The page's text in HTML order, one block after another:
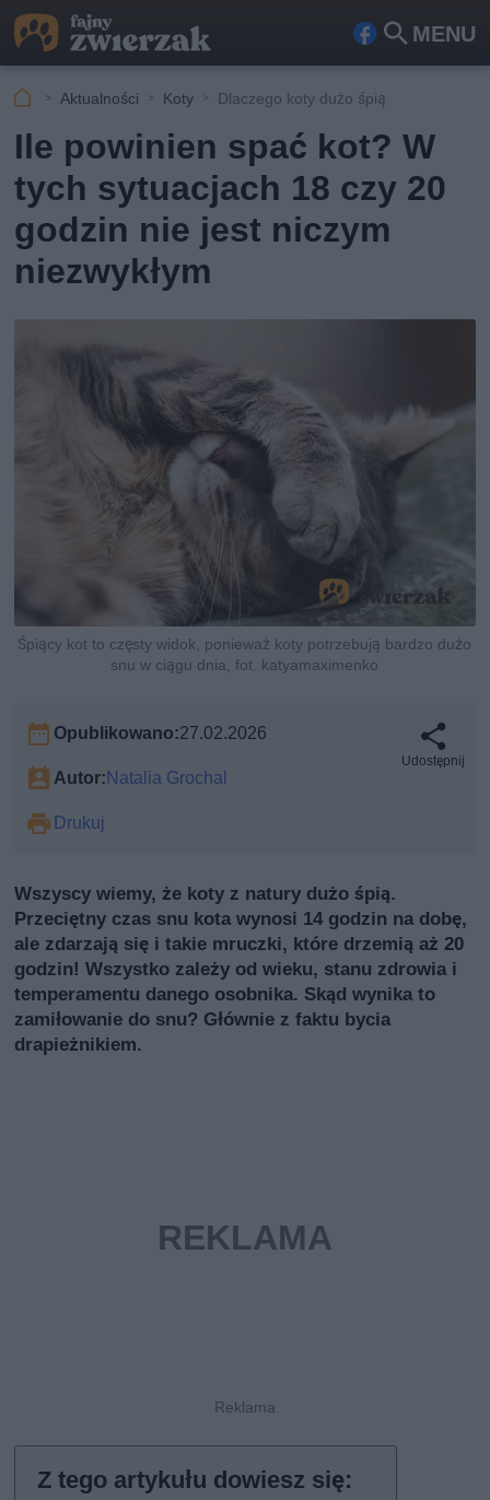
MENU
Fa
ceb
ook
Szu
Aktualności Koty Dlaczego koty dużo śpią
Ile powinien spać kot? W
tych sytuacjach 18 czy 20
godzin nie jest niczym
niezwykłym
Śpiący kot to częsty widok, ponieważ koty potrzebują bardzo dużo
snu w ciągu dnia, fot. katyamaximenko
Opublikowano:27.02.2026
Autor:Natalia Grochal
Drukuj
Udostępnij
Wszyscy wiemy, że koty z natury dużo śpią.
Przeciętny czas snu kota wynosi 14 godzin na dobę,
ale zdarzają się i takie mruczki, które drzemią aż 20
godzin! Wszystko zależy od wieku, stanu zdrowia i
temperamentu danego osobnika. Skąd wynika to
zamiłowanie do snu? Głównie z faktu bycia
drapieżnikiem.